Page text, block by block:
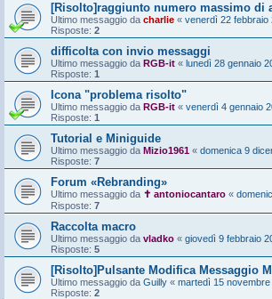
[Risolto]raggiunto numero massimo di
Ultimo messaggio da charlie « venerdì 22 febbraio
Risposte: 2
difficolta con invio messaggi
Ultimo messaggio da RGB-it « lunedì 28 gennaio
Risposte: 1
Icona "problema risolto"
Ultimo messaggio da RGB-it « venerdì 4 gennaio
Risposte: 1
Tutorial e Miniguide
Ultimo messaggio da Mizio1961 « domenica 9
Risposte: 7
Forum «Rebranding»
Ultimo messaggio da ✝ antoniocantaro «
Risposte: 7
Raccolta macro
Ultimo messaggio da vladko « giovedì 9 febbraio
Risposte: 5
[Risolto]Pulsante Modifica Messaggio
Ultimo messaggio da Guilly « martedì 15 novembre
Risposte: 2